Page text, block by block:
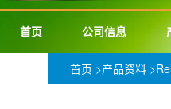
首页 公司信息
首页 >产品资料